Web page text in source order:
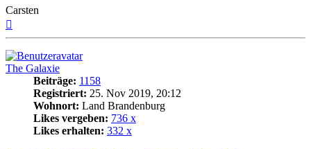
Carsten
The Galaxie
Beiträge: 1158
Registriert: 25. Nov 2019, 20:12
Wohnort: Land Brandenburg
Likes vergeben: 736 x
Likes erhalten: 332 x